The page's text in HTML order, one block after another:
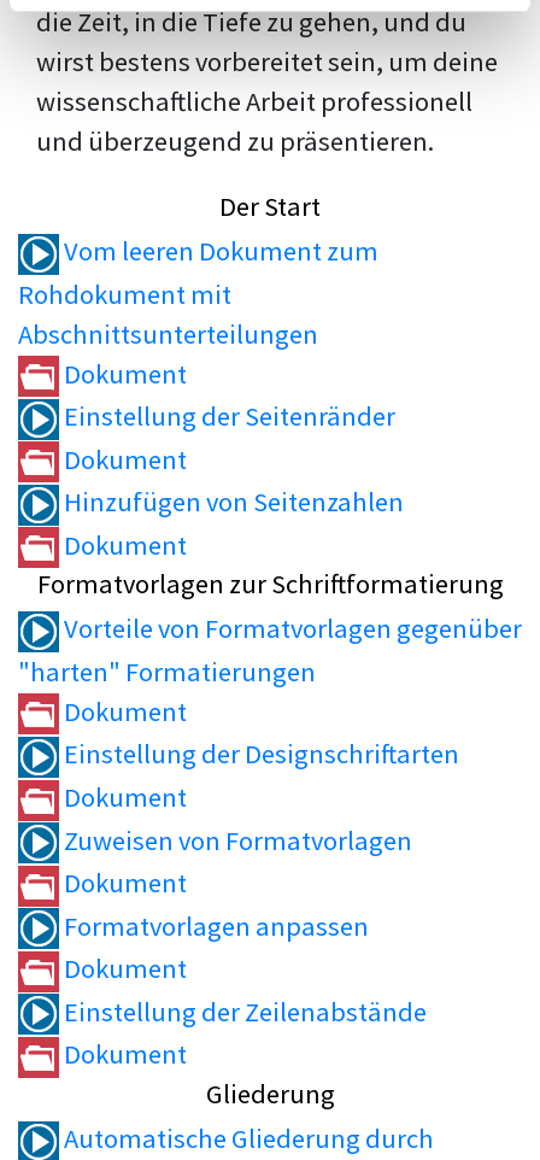
die Zeit, in die Tiefe zu gehen, und du
wirst bestens vorbereitet sein, um deine
wissenschaftliche Arbeit professionell
und überzeugend zu präsentieren.
Der Start
Vom leeren Dokument zum
Rohdokument mit
Abschnittsunterteilungen
Dokument
Einstellung der Seitenränder
Dokument
Hinzufügen von Seitenzahlen
Dokument
Formatvorlagen zur Schriftformatierung
Vorteile von Formatvorlagen gegenüber
"harten" Formatierungen
Dokument
Einstellung der Designschriftarten
Dokument
Zuweisen von Formatvorlagen
Dokument
Formatvorlagen anpassen
Dokument
Einstellung der Zeilenabstände
Dokument
Gliederung
Automatische Gliederung durch